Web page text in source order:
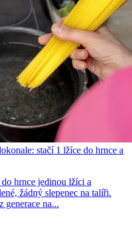
stačí 1 lžíce do hrnce a
hrnce jedinou lžíci a
žádný slepenec na talíři.
generace na...